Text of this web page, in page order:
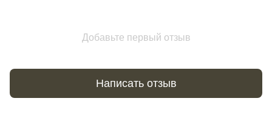
Добавьте первый отзыв
Написать отзыв